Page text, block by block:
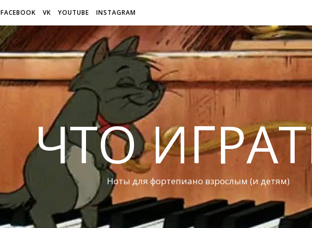
FACEBOOK VK YOUTUBE INSTAGRAM
ЧТО
Ноты для фортепиано взрослым (и детям)